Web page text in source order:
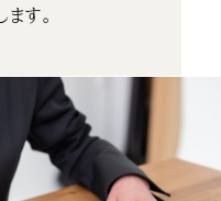
す。